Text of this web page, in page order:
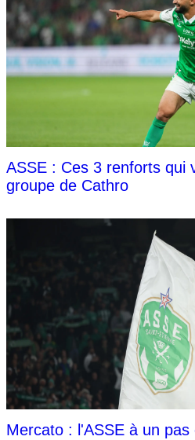
ASSE : Ces 3 renforts qui
groupe de Cathro
Mercato : l'ASSE à un pas